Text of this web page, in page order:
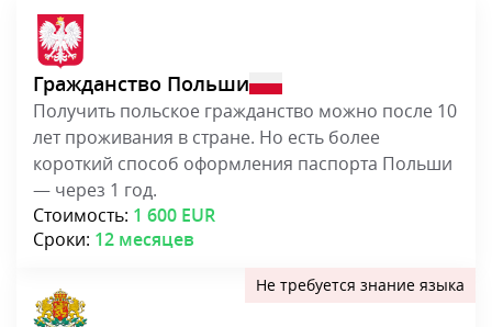
Гражданство Польши
Получить польское гражданство можно после 10
лет проживания в стране. Но есть более
короткий способ оформления паспорта Польши
— через 1 год.
Стоимость: 1 600 EUR
Сроки: 12 месяцев